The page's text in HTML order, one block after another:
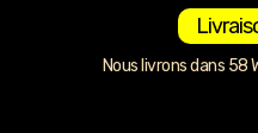
Nous livrons dans 58